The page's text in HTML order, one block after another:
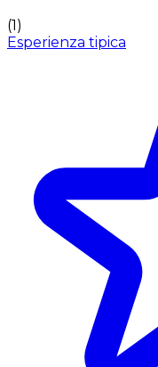
(1)
Esperienza tipica